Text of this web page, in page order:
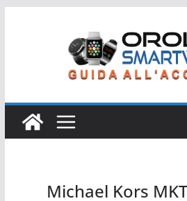
Michael Kors